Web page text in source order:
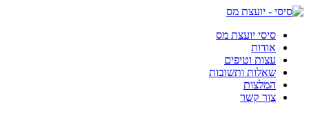
סיסי יועצת מס
אודות
עצות וטיפים
שאלות ותשובות
המלצות
צור קשר